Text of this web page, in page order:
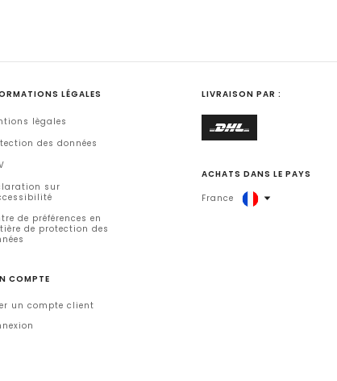
LÉGALES
lègales
des données
sur
de préférences en
de protection des
COMPTE
un compte client
LIVRAISON PAR :
ACHATS DANS LE PAYS
France